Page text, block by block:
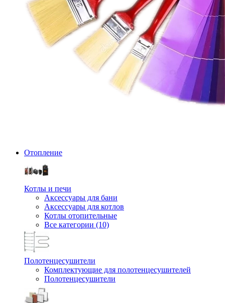
Отопление
Котлы и печи
Аксессуары для бани
Аксессуары для котлов
Котлы отопительные
Все категории (10)
Полотенцесушители
Комплектующие для полотенцесушителей
Полотенцесушители